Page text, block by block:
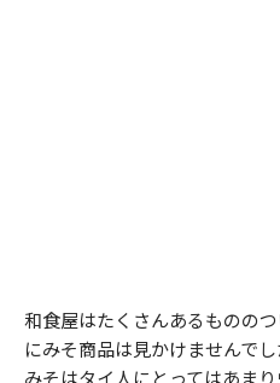
和食屋はたくさんあるものの
にみそ商品は見かけませんでし
みそはタイ人にとってはあま